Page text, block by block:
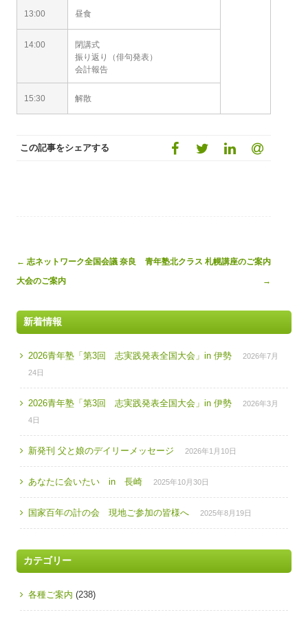
13:00 昼食
14:00
閉講式
振り返り（俳句発表）
会計報告
15:30 解散
この記事をシェアする
Post
navigation
← 志ネットワーク全国会議 奈良
大会のご案内
青年塾北クラス 札幌講座のご案内
→
新着情報
2026青年塾「第3回 志実践発表全国大会」in 伊勢
2026年7月
24日
2026青年塾「第3回 志実践発表全国大会」in 伊勢
2026年3月
4日
新発刊 父と娘のデイリーメッセージ 2026年1月10日
あなたに会いたい in 長崎 2025年10月30日
国家百年の計の会 現地ご参加の皆様へ 2025年8月19日
カテゴリー
各種ご案内 (238)